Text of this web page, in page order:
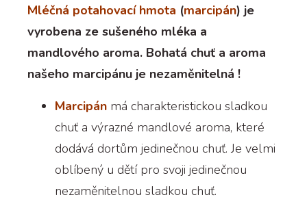
Mléčná potahovací hmota (marcipán) je
vyrobena ze sušeného mléka a
mandlového aroma. Bohatá chuť a aroma
našeho marcipánu je nezaměnitelná !
Marcipán má charakteristickou sladkou
chuť a výrazné mandlové aroma, které
dodává dortům jedinečnou chuť. Je velmi
oblíbený u dětí pro svoji jedinečnou
nezaměnitelnou sladkou chuť.